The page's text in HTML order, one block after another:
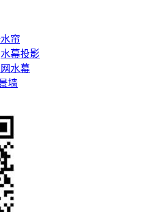
帘
水幕投影
水幕
墙